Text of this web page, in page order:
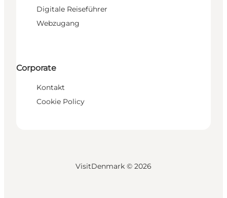
Digitale Reiseführer
Webzugang
Corporate
Kontakt
Cookie Policy
VisitDenmark © 2026